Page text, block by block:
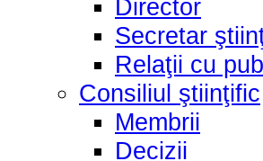
Director
Secretar
Relaţii cu
Consiliul ştiinţific
Membrii
Decizii